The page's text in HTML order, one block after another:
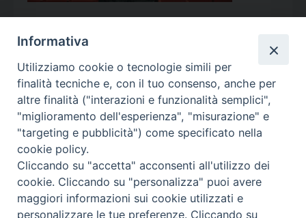
Calendario Appuntamenti
<< Ago 2026 >>
l m m g v s
d
27
28
3
4 5 6 7 8
9
10
11 12 13 14 15
Informativa
Utilizziamo cookie o tecnologie simili per
finalità tecniche e, con il tuo consenso, anche per
altre finalità ("interazioni e funzionalità semplici",
"miglioramento dell'esperienza", "misurazione" e
"targeting e pubblicità") come specificato nella
cookie policy.
Cliccando su "accetta" acconsenti all'utilizzo dei
cookie. Cliccando su "personalizza" puoi avere
maggiori informazioni sui cookie utilizzati e
personalizzare le tue preferenze. Cliccando su